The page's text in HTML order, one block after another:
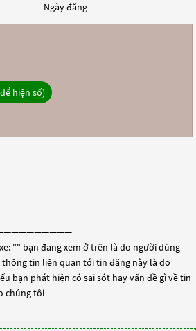
Ngày đăng
hiện số)
"" bạn đang xem ở trên là do người dùng
tin liên quan tới tin đăng này là do
bạn phát hiện có sai sót hay vấn đề gì về tin
chúng tôi